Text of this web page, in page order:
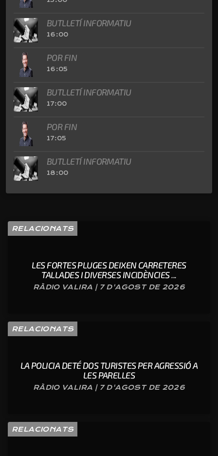
BUTLLETÍ INFORMATIU
16:00
POR FIN
16:05
BUTLLETÍ INFORMATIU
17:00
POR FIN
17:05
BUTLLETÍ INFORMATIU
18:00
RELACIONATS
LES FORTES PLUGES DEIXEN CARRETERES
TALLADES I DIVERSES INCIDÈNCIES ...
RÀDIO VALIRA | 7 D'AGOST DE 2026
RELACIONATS
LA POLICIA DETÉ DOS TURISTES PER AGRESSIÓ A
LES PARELLES
RÀDIO VALIRA | 7 D'AGOST DE 2026
RELACIONATS